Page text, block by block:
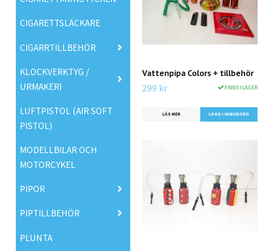
CIGARETTSLÄCKARE
CIGARRTILLBEHÖR
KLOCKVERKTYG /
URMAKERI
LUFTPISTOL (AIR SOFT
PISTOL)
MODELLBILAR OCH
MOTORCYKEL
PIPOR
PIPTILLBEHÖR
PLUNTA
Vattenpipa Colors + tillbehör
299 kr FINNS I LAGER
LÄS MER